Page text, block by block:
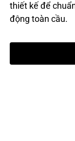
thiết kế để
động toàn cầu.